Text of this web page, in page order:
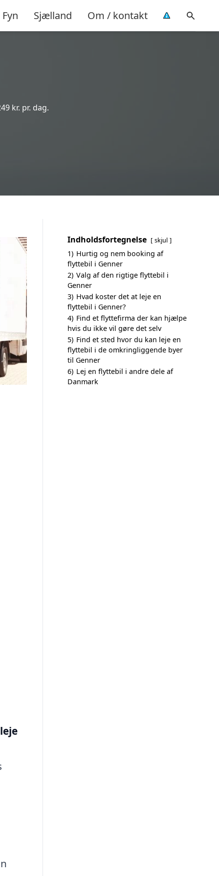
Fyn Sjælland Om / kontakt
kr. pr. dag.
leje
Indholdsfortegnelse skjul
1) Hurtig og nem booking af
flyttebil i Genner
2) Valg af den rigtige flyttebil i
Genner
3) Hvad koster det at leje en
flyttebil i Genner?
4) Find et flyttefirma der kan hjælpe
hvis du ikke vil gøre det selv
5) Find et sted hvor du kan leje en
flyttebil i de omkringliggende byer
til Genner
6) Lej en flyttebil i andre dele af
Danmark